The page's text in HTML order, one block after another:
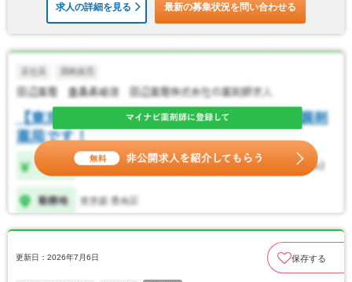
求人の詳細を見る 最新の募集状況を問い合わせる
更新日：2026年7月6日 保存する